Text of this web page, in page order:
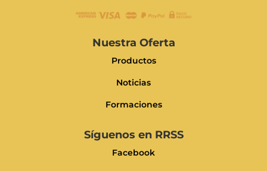
Nuestra Oferta
Productos
Noticias
Formaciones
Síguenos en RRSS
Facebook